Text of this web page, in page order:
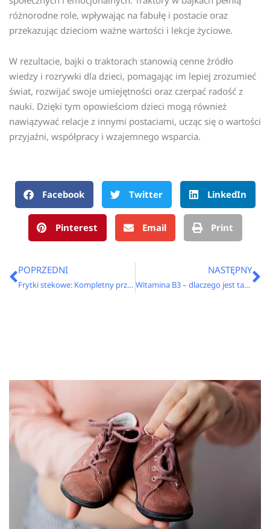
różnorodne role, wpływając na fabułę i postacie oraz
przekazując dzieciom ważne wartości i lekcje życiowe.
W rezultacie, bajki o traktorach stanowią cenne źródło
wiedzy i rozrywki dla dzieci, pomagając im lepiej zrozumieć
świat, rozwijać swoje umiejętności oraz czerpać radość z
nauki. Dzięki tym opowieściom dzieci mogą również
nawiązywać relacje z innymi postaciami, ucząc się o wartości
przyjaźni, współpracy i wzajemnego wsparcia.
Facebook Twitter LinkedIn
Pinterest Email Print
Prev
POPRZEDNI
Frytki stekowe: Kompletny przewodnik od historii do przepisu
NASTĘPNY
Witamina B3 – dlaczego jest tak ważna dla dzieci?